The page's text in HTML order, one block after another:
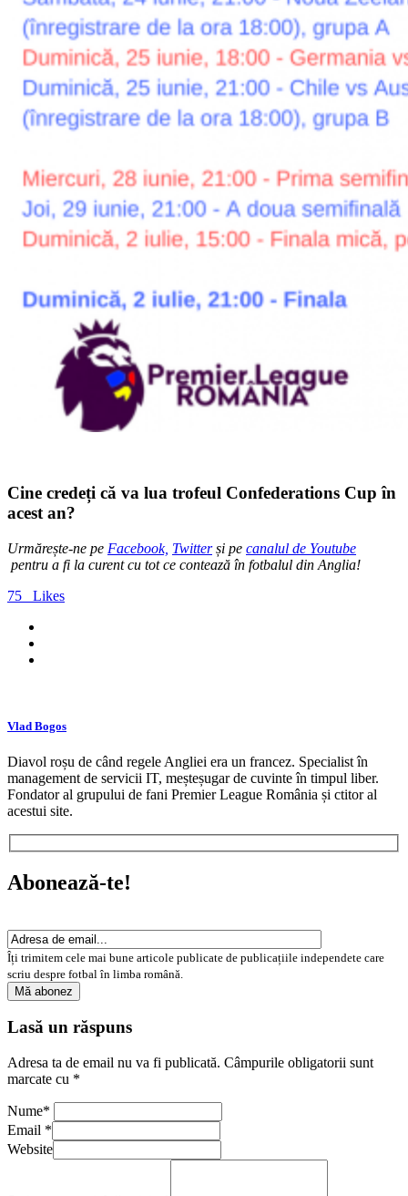
Cine credeți că va lua trofeul Confederations Cup în
acest an?
Urmărește-ne pe Facebook, Twitterși pe canalul de Youtube
pentru a fi la curent cu tot ce contează în fotbalul din Anglia!
75
Likes
Vlad Bogos
Diavol roșu de când regele Angliei era un francez. Specialist în
management de servicii IT, meșteșugar de cuvinte în timpul liber.
Fondator al grupului de fani Premier League România și ctitor al
acestui site.
Abonează-te!
Îți trimitem cele mai bune articole publicate de publicațiile independete care
scriu despre fotbal în limba română.
Lasă un răspuns
Adresa ta de email nu va fi publicată. Câmpurile obligatorii sunt
marcate cu *
Nume*
Email *
Website